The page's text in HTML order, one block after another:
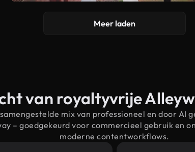
Meer laden
van royaltyvrije
mix van professioneel en door AI
– goedgekeurd voor commercieel gebruik en
moderne contentworkflows.